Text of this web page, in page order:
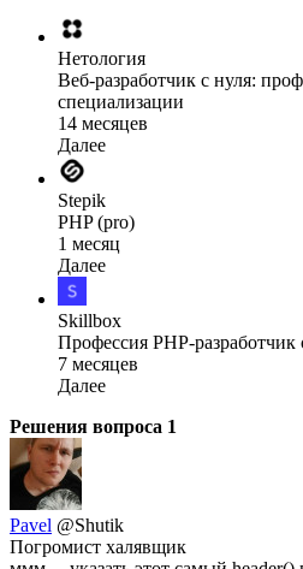
Нетология
Веб-разработчик с нуля:
специализации
14 месяцев
Далее
Stepik
PHP (pro)
1 месяц
Далее
Skillbox
Профессия PHP-разработчик
7 месяцев
Далее
Решения вопроса 1
Pavel @Shutik
Погромист халявщик